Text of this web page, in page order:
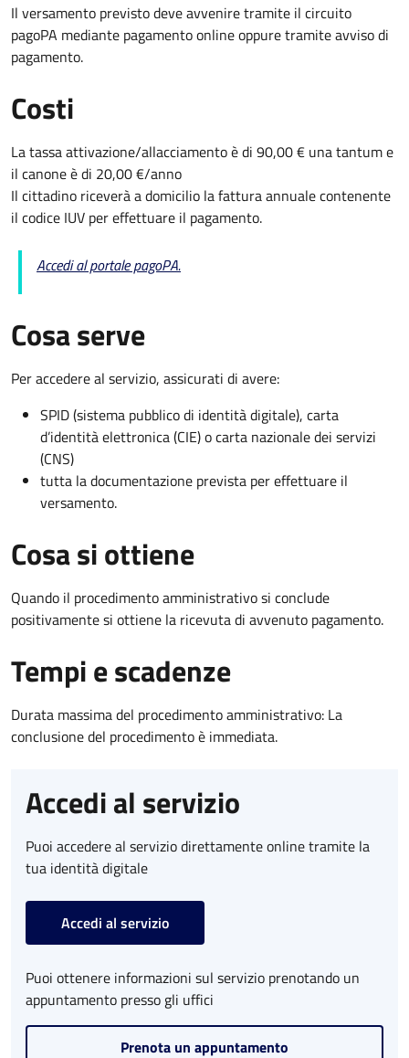
Il versamento previsto deve avvenire tramite il circuito
pagoPA mediante pagamento online oppure tramite avviso di
pagamento.
Costi
La tassa attivazione/allacciamento è di 90,00 € una tantum e
il canone è di 20,00 €/anno
Il cittadino riceverà a domicilio la fattura annuale contenente
il codice IUV per effettuare il pagamento.
Accedi al portale pagoPA.
Cosa serve
Per accedere al servizio, assicurati di avere:
SPID (sistema pubblico di identità digitale), carta
d’identità elettronica (CIE) o carta nazionale dei servizi
(CNS)
tutta la documentazione prevista per effettuare il
versamento.
Cosa si ottiene
Quando il procedimento amministrativo si conclude
positivamente si ottiene la ricevuta di avvenuto pagamento.
Tempi e scadenze
Durata massima del procedimento amministrativo: La
conclusione del procedimento è immediata.
Accedi al servizio
Puoi accedere al servizio direttamente online tramite la
tua identità digitale
Accedi al servizio
Puoi ottenere informazioni sul servizio prenotando un
appuntamento presso gli uffici
Prenota un appuntamento